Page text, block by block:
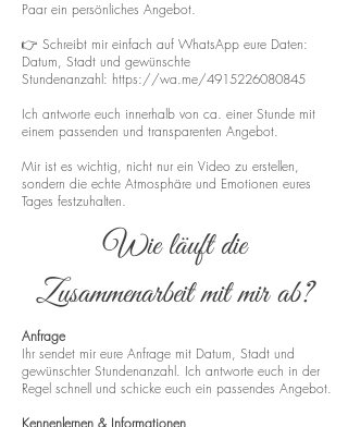
Paar ein persönliches Angebot.
👉 Schreibt mir einfach auf WhatsApp eure Daten:
Datum, Stadt und gewünschte
Stundenanzahl: https://wa.me/4915226080845
Ich antworte euch innerhalb von ca. einer Stunde mit
einem passenden und transparenten Angebot.
Mir ist es wichtig, nicht nur ein Video zu erstellen,
sondern die echte Atmosphäre und Emotionen eures
Tages festzuhalten.
Wie läuft die
Zusammenarbeit mit mir ab?
Anfrage
Ihr sendet mir eure Anfrage mit Datum, Stadt und
gewünschter Stundenanzahl. Ich antworte euch in der
Regel schnell und schicke euch ein passendes Angebot.
Kennenlernen & Informationen